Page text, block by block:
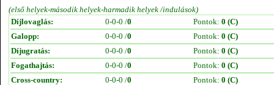
(első helyek-második helyek-harmadik helyek /indulások)
Díjlovaglás:
0-0-0 /0 Pontok: 0 (C)
Galopp:
0-0-0 /0 Pontok: 0 (C)
Díjugratás:
0-0-0 /0 Pontok: 0 (C)
Fogathajtás:
0-0-0 /0 Pontok: 0 (C)
Cross-country:
0-0-0 /0 Pontok: 0 (C)